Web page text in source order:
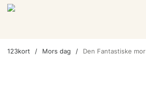
123kort Mors dag Den Fantastiske mor